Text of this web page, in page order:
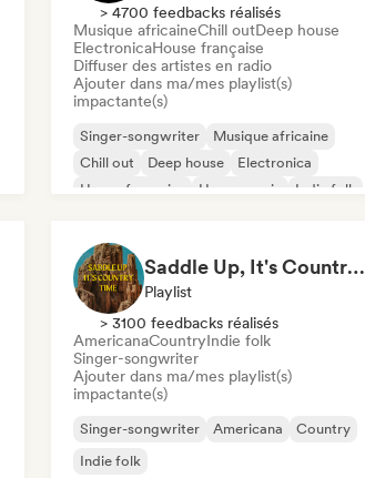
> 4700 feedbacks réalisés
Musique africaineChill outDeep house
ElectronicaHouse française
Diffuser des artistes en radio
Ajouter dans ma/mes playlist(s)
impactante(s)
Singer-songwriter
Musique africaine
Chill out
Deep house
Electronica
House française
House music Indie folk
Saddle Up, It's Country Time 🤠 Outlaw Country, Americana & Country Rock
Playlist
> 3100 feedbacks réalisés
AmericanaCountryIndie folk
Singer-songwriter
Ajouter dans ma/mes playlist(s)
impactante(s)
Singer-songwriter Americana
Country
Indie folk